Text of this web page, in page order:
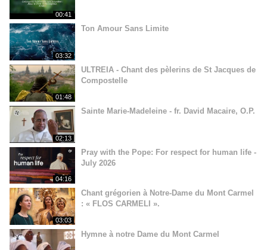
00:41
03:32
Ton Amour Sans Limite
01:48
ULTREIA - Chant des pèlerins de St Jacques de
Compostelle
02:13
Sainte Marie-Madeleine - fr. David Macaire, O.P.
04:16
Pray with the Pope: For respect for human life -
July 2026
03:03
Chant grégorien à Notre-Dame du Mont Carmel
: « FLOS CARMELI ».
Hymne à notre Dame du Mont Carmel